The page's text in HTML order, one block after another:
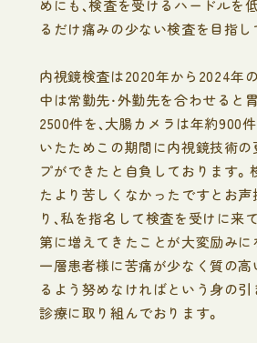
めにも、検査を受けるハードルを
るだけ痛みの少ない検査を目指し
内視鏡検査は2020年から2024年
中は常勤先・外勤先を合わせると
2500件を、大腸カメラは年約900
いたためこの期間に内視鏡技術の
プができたと自負しております。
たより苦しくなかったですとお
り、私を指名して検査を受けに来
第に増えてきたことが大変励みに
一層患者様に苦痛が少なく質の高
るよう努めなければという身の
診療に取り組んでおります。